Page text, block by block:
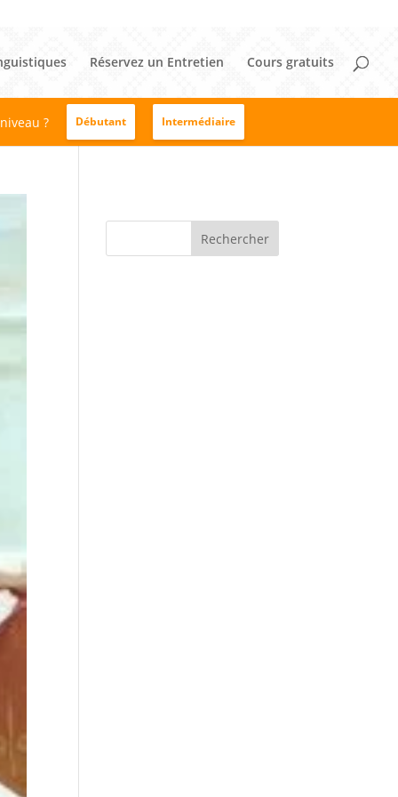
Réservez un Entretien Cours gratuits
? Débutant Intermédiaire